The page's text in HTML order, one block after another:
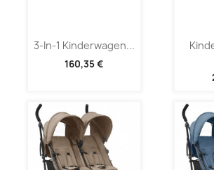
3-In-1 Kinderwagen...
160,35 €